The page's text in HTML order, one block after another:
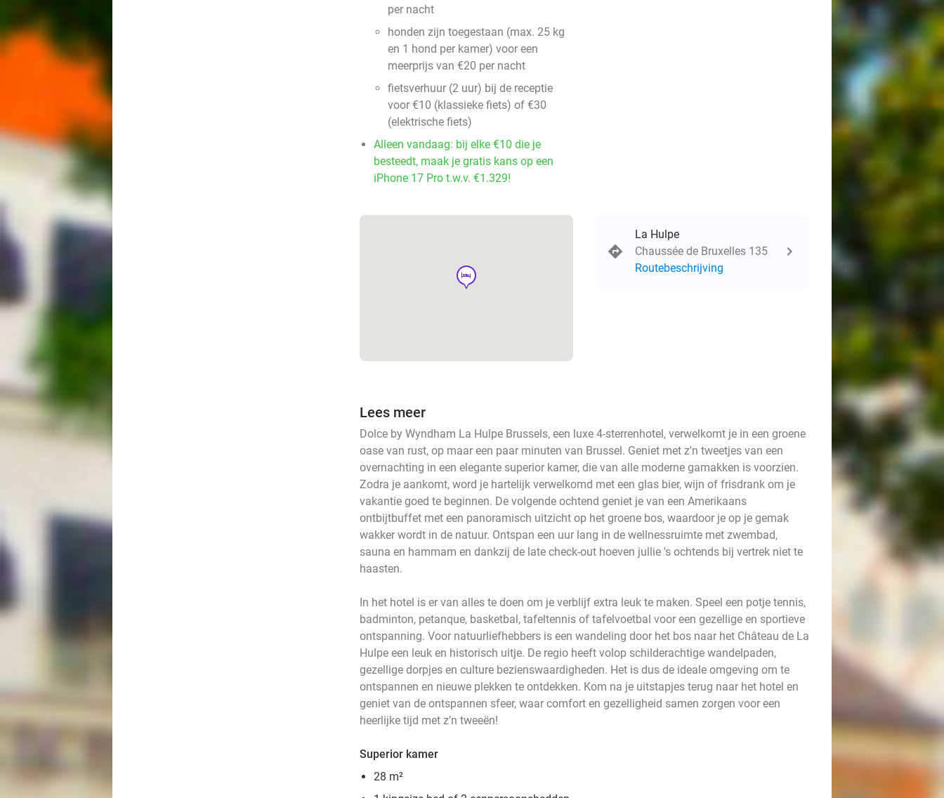
per nacht
honden zijn toegestaan (max. 25 kg
en 1 hond per kamer) voor een
meerprijs van €20 per nacht
fietsverhuur (2 uur) bij de receptie
voor €10 (klassieke fiets) of €30
(elektrische fiets)
Alleen vandaag: bij elke €10 die je
besteedt, maak je gratis kans op een
iPhone 17 Pro t.w.v. €1.329!
hotel
La Hulpe
Chaussée de Bruxelles 135
Routebeschrijving
Lees meer
Dolce by Wyndham La Hulpe Brussels, een luxe 4-sterrenhotel, verwelkomt je in een groene
oase van rust, op maar een paar minuten van Brussel. Geniet met z'n tweetjes van een
overnachting in een elegante superior kamer, die van alle moderne gamakken is voorzien.
Zodra je aankomt, word je hartelijk verwelkomd met een glas bier, wijn of frisdrank om je
vakantie goed te beginnen. De volgende ochtend geniet je van een Amerikaans
ontbijtbuffet met een panoramisch uitzicht op het groene bos, waardoor je op je gemak
wakker wordt in de natuur. Ontspan een uur lang in de wellnessruimte met zwembad,
sauna en hammam en dankzij de late check-out hoeven jullie 's ochtends bij vertrek niet te
haasten.
In het hotel is er van alles te doen om je verblijf extra leuk te maken. Speel een potje tennis,
badminton, petanque, basketbal, tafeltennis of tafelvoetbal voor een gezellige en sportieve
ontspanning. Voor natuurliefhebbers is een wandeling door het bos naar het Château de La
Hulpe een leuk en historisch uitje. De regio heeft volop schilderachtige wandelpaden,
gezellige dorpjes en culture bezienswaardigheden. Het is dus de ideale omgeving om te
ontspannen en nieuwe plekken te ontdekken. Kom na je uitstapjes terug naar het hotel en
geniet van de ontspannen sfeer, waar comfort en gezelligheid samen zorgen voor een
heerlijke tijd met z’n tweeën!
Superior kamer
28 m²